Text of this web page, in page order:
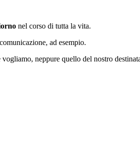
nel corso di tutta la vita.
ad esempio.
neppure quello del nostro